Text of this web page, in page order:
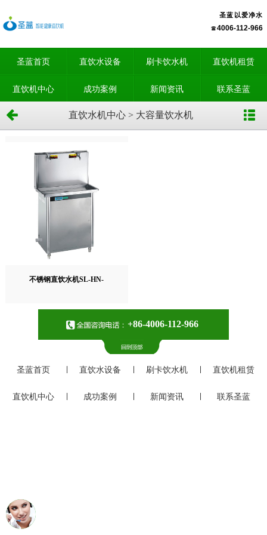
圣蓝以爱净水
4006-112-966
圣蓝首页 直饮水设备 刷卡饮水机 直饮机租赁
直饮机中心 成功案例 新闻资讯 联系圣蓝
直饮水机中心 > 大容量饮水机
不锈钢直饮水机SL-HN-
+86-4006-112-966
圣蓝首页 直饮水设备 刷卡饮水机 直饮机租赁
直饮机中心 成功案例 新闻资讯 联系圣蓝